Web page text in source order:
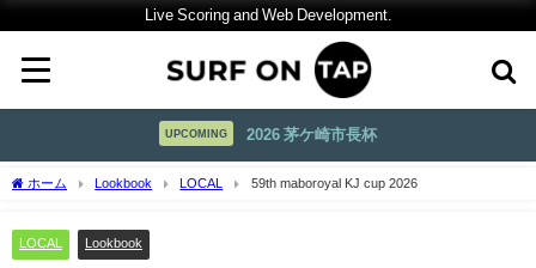
Live Scoring and Web Development.
UPCOMING 2026 茅ケ崎市長杯
ホーム Lookbook LOCAL 59th maboroyal KJ cup 2026
LOCAL Lookbook